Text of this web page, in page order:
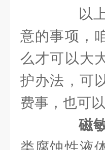
以上
意的事项，
么才可以大
护办法，可
费事，也可
磁